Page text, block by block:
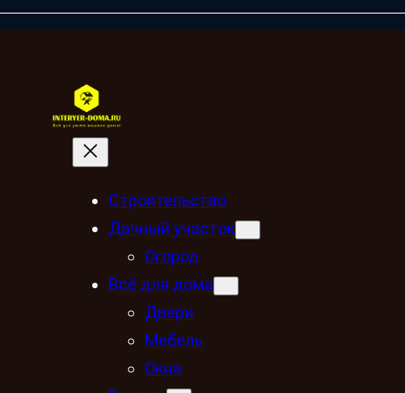
Строительство
Дачный участок
Огород
Всё для дома
Двери
Мебель
Окна